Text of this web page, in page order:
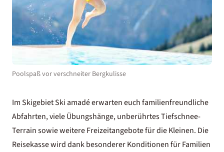
Poolspaß vor verschneiter Bergkulisse
ImSkigebiet Ski amadéerwarten euch familienfreundliche
Abfahrten, viele Übungshänge, unberührtes Tiefschnee-
Terrain sowie weitere Freizeitangebote für die Kleinen. Die
Reisekasse wird dank besonderer Konditionen für Familien